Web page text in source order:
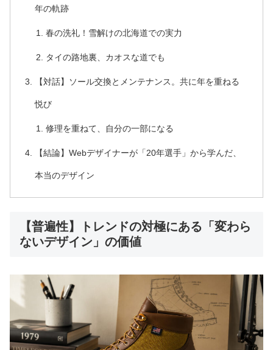
年の軌跡
春の洗礼！雪解けの北海道での実力
タイの路地裏、カオスな道でも
【対話】ソール交換とメンテナンス。共に年を重ねる
悦び
修理を重ねて、自分の一部になる
【結論】Webデザイナーが「20年選手」から学んだ、
本当のデザイン
【普遍性】トレンドの対極にある「変わら
ないデザイン」の価値